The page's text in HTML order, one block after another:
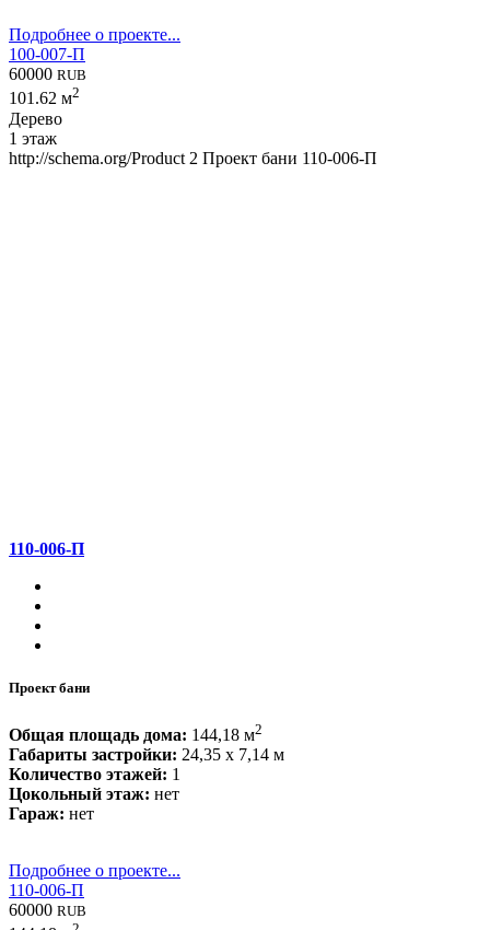
Подробнее о проекте...
100-007-П
60000 RUB
101.62 м2
Дерево
1 этаж
http://schema.org/Product 2 Проект бани 110-006-П
110-006-П
Проект бани
Общая площадь дома: 144,18 м2
Габариты застройки: 24,35 x 7,14 м
Количество этажей: 1
Цокольный этаж: нет
Гараж: нет
Подробнее о проекте...
110-006-П
60000 RUB